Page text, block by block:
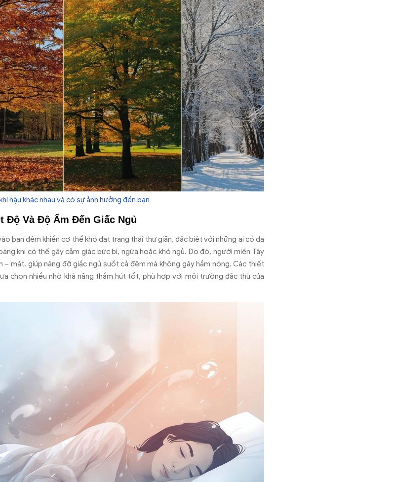
hậu khác nhau và có sự ảnh hưởng đến bạn
Độ Và Độ Ẩm Đến Giấc Ngủ
ban đêm khiến cơ thể khó đạt trạng thái thư giãn, đặc biệt với những ai có da
khí có thể gây cảm giác bức bí, ngứa hoặc khó ngủ. Do đó, người miền Tây
– mát, giúp nâng đỡ giấc ngủ suốt cả đêm mà không gây hầm nóng. Các thiết
chọn nhiều nhờ khả năng thấm hút tốt, phù hợp với môi trường đặc thù của